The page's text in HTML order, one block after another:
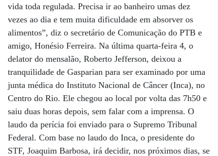
vida toda regulada. Precisa ir ao banheiro umas dez
vezes ao dia e tem muita dificuldade em absorver os
alimentos”, diz o secretário de Comunicação do PTB e
amigo, Honésio Ferreira. Na última quarta-feira 4, o
delator do mensalão, Roberto Jefferson, deixou a
tranquilidade de Gasparian para ser examinado por uma
junta médica do Instituto Nacional de Câncer (Inca), no
Centro do Rio. Ele chegou ao local por volta das 7h50 e
saiu duas horas depois, sem falar com a imprensa. O
laudo da perícia foi enviado para o Supremo Tribunal
Federal. Com base no laudo do Inca, o presidente do
STF, Joaquim Barbosa, irá decidir, nos próximos dias, se